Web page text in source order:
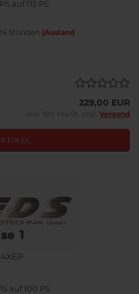
auf 115 PS
Stunden (Ausland
229,00 EUR
inkl. 19% MwSt. zzgl. Versand
auf 100 PS